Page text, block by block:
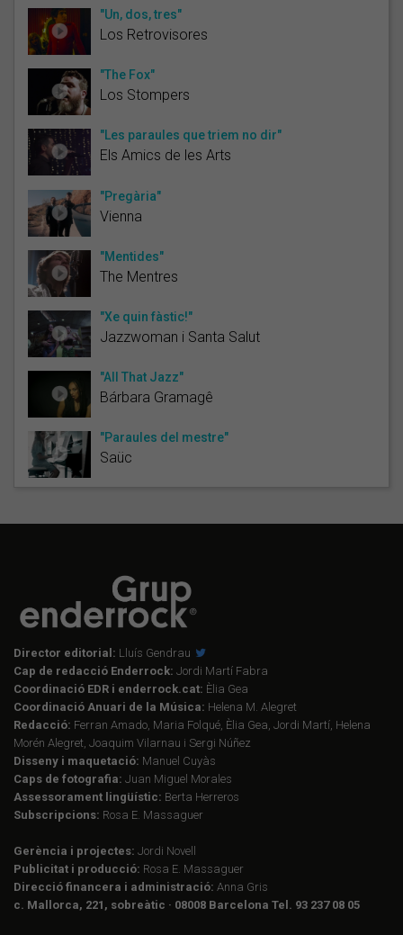
"Un, dos, tres"
Los Retrovisores
"The Fox"
Los Stompers
"Les paraules que triem no dir"
Els Amics de les Arts
"Pregària"
Vienna
"Mentides"
The Mentres
"Xe quin fàstic!"
Jazzwoman i Santa Salut
"All That Jazz"
Bárbara Gramagê
"Paraules del mestre"
Saüc
Director editorial: Lluís Gendrau
Cap de redacció Enderrock: Jordi Martí Fabra
Coordinació EDR i enderrock.cat: Èlia Gea
Coordinació Anuari de la Música: Helena M. Alegret
Redacció: Ferran Amado, Maria Folqué, Èlia Gea, Jordi Martí, Helena
Morén Alegret, Joaquim Vilarnau i Sergi Núñez
Disseny i maquetació: Manuel Cuyàs
Caps de fotografia: Juan Miguel Morales
Assessorament lingüístic: Berta Herreros
Subscripcions: Rosa E. Massaguer
Gerència i projectes: Jordi Novell
Publicitat i producció: Rosa E. Massaguer
Direcció financera i administració: Anna Gris
c. Mallorca, 221, sobreàtic · 08008 Barcelona Tel. 93 237 08 05